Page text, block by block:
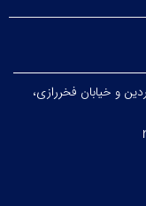
انقلاب، بین خیابان ۱۲ فروردین و خیابان فخررازی،